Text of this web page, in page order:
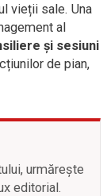
vieții sale. Una
al
și sesiuni
de pian,
urmărește
editorial.